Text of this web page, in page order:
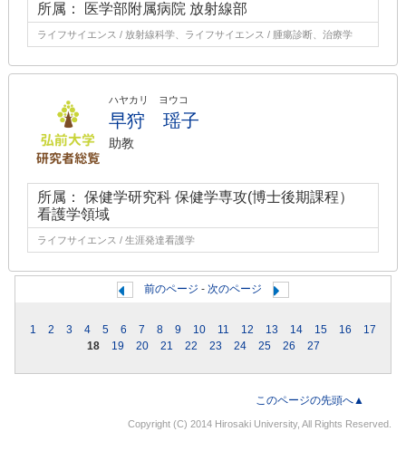
所属： 医学部附属病院 放射線部
ライフサイエンス / 放射線科学、ライフサイエンス / 腫瘍診断、治療学
ハヤカリ ヨウコ
早狩 瑶子
助教
所属： 保健学研究科 保健学専攻(博士後期課程）
看護学領域
ライフサイエンス / 生涯発達看護学
前のページ - 次のページ
1 2 3 4 5 6 7 8 9 10 11 12 13 14 15 16
17
18
19 20 21 22 23 24 25 26 27
このページの先頭へ▲
Copyright (C) 2014 Hirosaki University, All Rights Reserved.